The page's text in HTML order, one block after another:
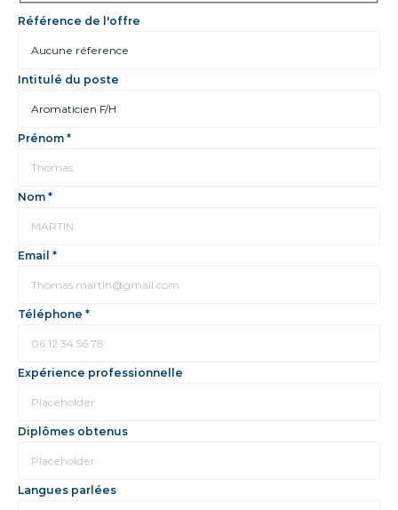
Informations financières
Carrières
e-Robertet
Référence de l'offre
Intitulé du poste
Prénom *
Nom *
Email *
Téléphone *
Expérience professionnelle
Diplômes obtenus
Langues parlées